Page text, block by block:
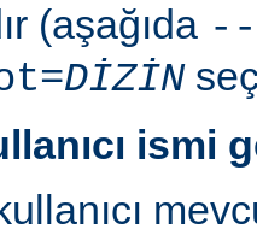
(aşağıda
DİZİN
ismi